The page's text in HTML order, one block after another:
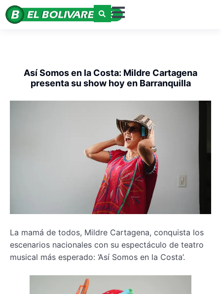
Así Somos en la Costa: Mildre Cartagena
presenta su show hoy en Barranquilla
La mamá de todos, Mildre Cartagena, conquista los
escenarios nacionales con su espectáculo de teatro
musical más esperado: ‘Así Somos en la Costa’.